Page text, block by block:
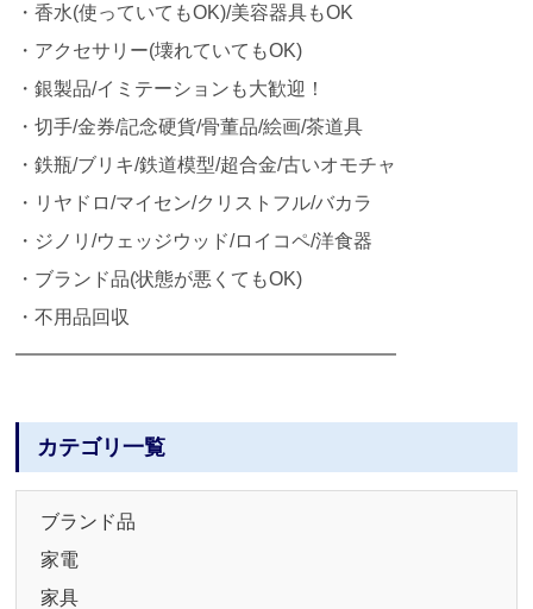
・香水(使っていてもOK)/美容器具もOK
・アクセサリー(壊れていてもOK)
・銀製品/イミテーションも大歓迎！
・切手/金券/記念硬貨/骨董品/絵画/茶道具
・鉄瓶/ブリキ/鉄道模型/超合金/古いオモチャ
・リヤドロ/マイセン/クリストフル/バカラ
・ジノリ/ウェッジウッド/ロイコペ/洋食器
・ブランド品(状態が悪くてもOK)
・不用品回収
━━━━━━━━━━━━━━━━━━━━
カテゴリ一覧
ブランド品
家電
家具